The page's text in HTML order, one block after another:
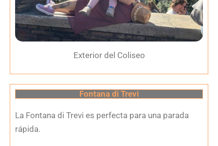
Exterior del Coliseo
Fontana di Trevi
La Fontana di Trevi es perfecta para una parada
rápida.